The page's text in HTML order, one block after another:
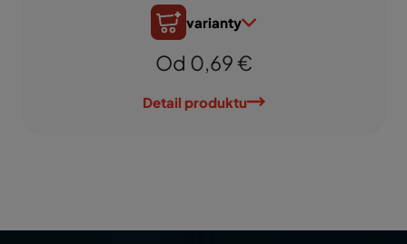
varianty
Od 0,69 €
Detail produktu